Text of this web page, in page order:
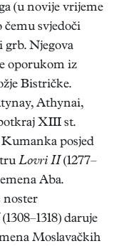
(u novije vrijeme
svjedoči
grb. Njegova
oporukom iz
Bistričke.
Athynai,
XIII st.
Kumanka posjed
Lovri II (1277–
Aba.
noster
(1308–1318) daruje
Moslavačkih